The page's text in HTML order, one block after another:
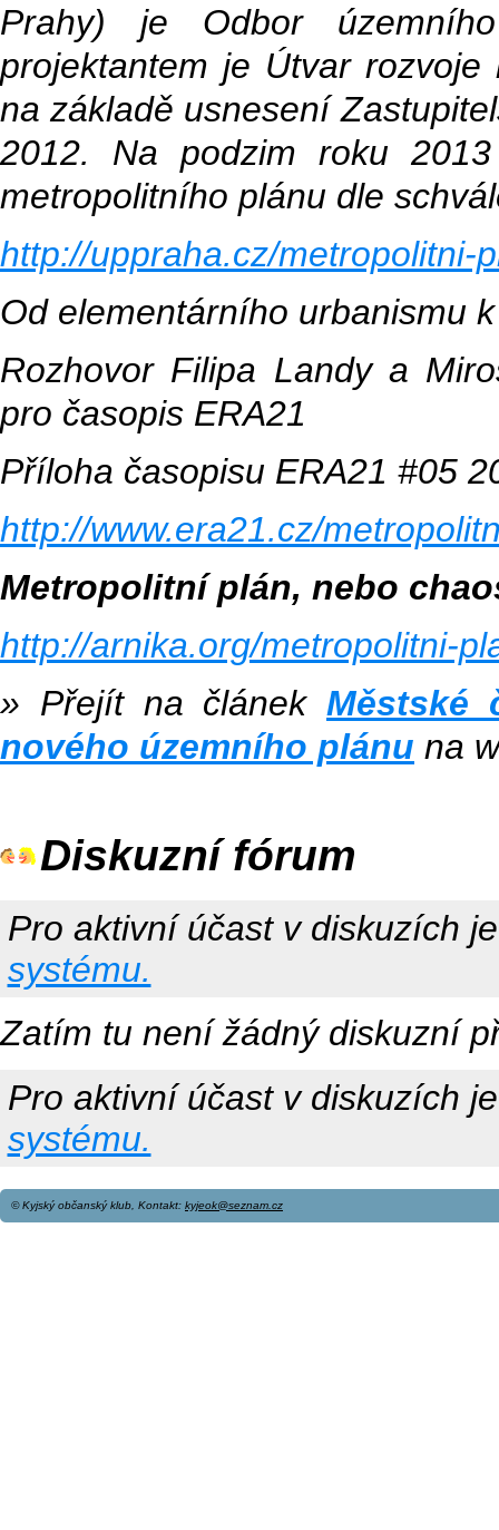
Prahy) je Odbor
projektantem je Útvar
na základě usnesení
2012.
Na podzim roku
metropolitního plánu dle
http://uppraha.cz/metropolitni-
Od elementárního urbanismu
Rozhovor Filipa Landy a
pro časopis ERA21
Příloha časopisu ERA21 #05
http://www.era21.cz/
Metropolitní plán, nebo
http://arnika.org/metropolitni-
» Přejít na článek Městské
nového územního plánu na
Diskuzní fórum
Pro aktivní účast v diskuzích
systému.
Zatím tu není žádný diskuzní
Pro aktivní účast v diskuzích
systému.
© Kyjský občanský klub, Kontakt: kyjeok@seznam.cz